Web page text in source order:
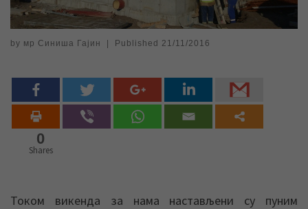
by мр Синиша Гајин Published 21/11/2016
0
Shares
Током викенда за нама настављени су пуним